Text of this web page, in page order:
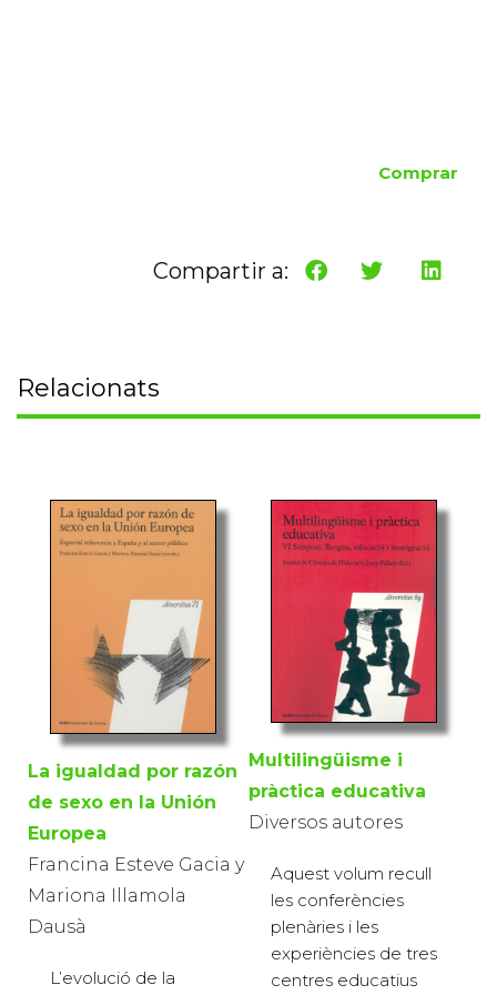
Comprar
Compartir a:
Relacionats
La igualdad por razón
de sexo en la Unión
Europea
Francina Esteve Gacia y
Mariona Illamola
Dausà
L’evolució de la
Multilingüisme i
pràctica educativa
Diversos autores
Aquest volum recull
les conferències
plenàries i les
experiències de tres
centres educatius